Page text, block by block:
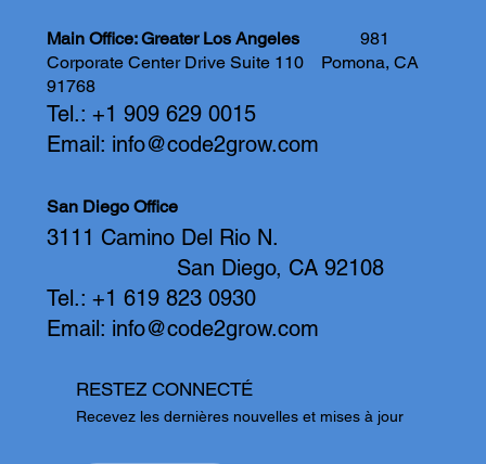
Main Office: Greater Los Angeles 981
Corporate Center Drive Suite 110 Pomona, CA
91768
Tel.: +1 909 629 0015
Email: info@code2grow.com
San Diego Office
3111 Camino Del Rio N.
San Diego, CA 92108
Tel.: +1 619 823 0930
Email: info@code2grow.com
RESTEZ CONNECTÉ
Recevez les dernières nouvelles et mises à jour